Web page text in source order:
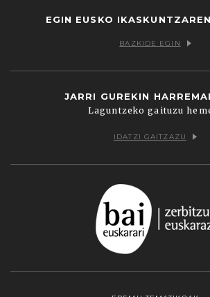
EGIN EUSKO
BAZKIDE EGIN
JARRI GUREKIN
Laguntzeko gaituzu
IDATZI GAITZAZU